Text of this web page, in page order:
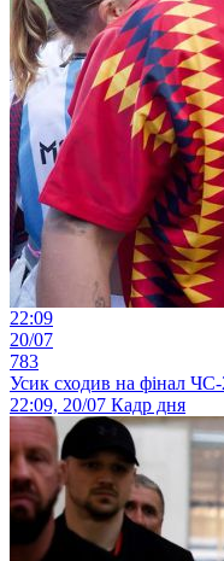
22:09
20/07
783
Усик сходив на фінал
22:09, 20/07 Кадр дня